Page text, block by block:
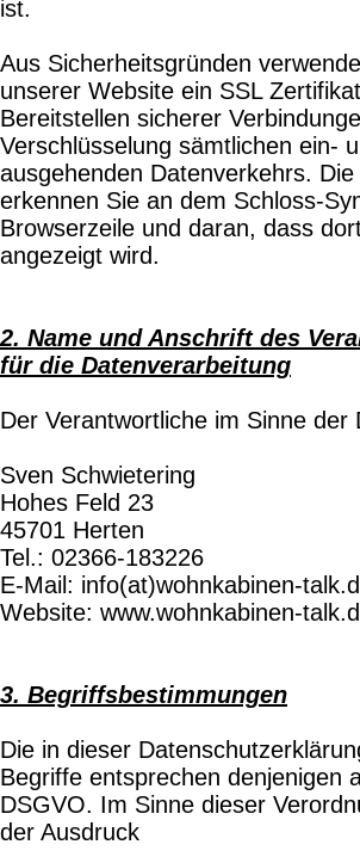
ist.
Aus Sicherheitsgründen
unserer Website ein SSL
Bereitstellen sicherer
Verschlüsselung sämtlichen ein-
ausgehenden Datenverkehrs.
erkennen Sie an dem Schloss-
Browserzeile und daran, dass
angezeigt wird.
2. Name und Anschrift des
für die Datenverarbeitung
Der Verantwortliche im Sinne der
Sven Schwietering
Hohes Feld 23
45701 Herten
Tel.: 02366-183226
E-Mail: info(at)wohnkabinen-
Website: www.wohnkabinen-
3. Begriffsbestimmungen
Die in dieser
Begriffe entsprechen denjenigen
DSGVO. Im Sinne dieser
der Ausdruck